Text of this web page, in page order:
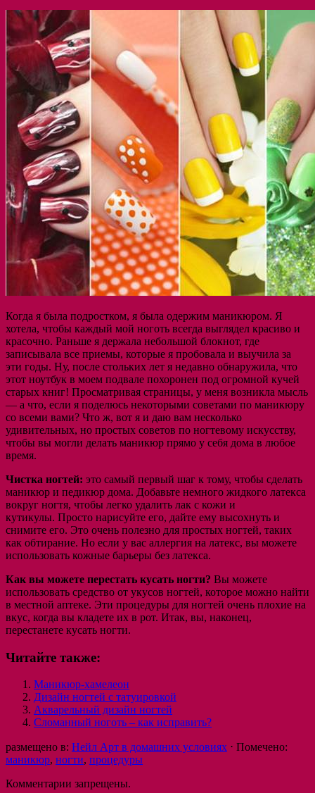
Когда я была подростком, я была одержим маникюром. Я
хотела, чтобы каждый мой ноготь всегда выглядел красиво и
красочно. Раньше я держала небольшой блокнот, где
записывала все приемы, которые я пробовала и выучила за
эти годы. Ну, после стольких лет я недавно обнаружила, что
этот ноутбук в моем подвале похоронен под огромной кучей
старых книг! Просматривая страницы, у меня возникла мысль
— а что, если я поделюсь некоторыми советами по маникюру
со всеми вами? Что ж, вот я и даю вам несколько
удивительных, но простых советов по ногтевому искусству,
чтобы вы могли делать маникюр прямо у себя дома в любое
время.
Чистка ногтей: это самый первый шаг к тому, чтобы сделать
маникюр и педикюр дома. Добавьте немного жидкого латекса
вокруг ногтя, чтобы легко удалить лак с кожи и
кутикулы. Просто нарисуйте его, дайте ему высохнуть и
снимите его. Это очень полезно для простых ногтей, таких
как обтирание. Но если у вас аллергия на латекс, вы можете
использовать кожные барьеры без латекса.
Как вы можете перестать кусать ногти? Вы можете
использовать средство от укусов ногтей, которое можно найти
в местной аптеке. Эти процедуры для ногтей очень плохие на
вкус, когда вы кладете их в рот. Итак, вы, наконец,
перестанете кусать ногти.
Читайте также:
Маникюр-хамелеон
Дизайн ногтей с татуировкой
Акварельный дизайн ногтей
Сломанный ноготь – как исправить?
размещено в: Нейл Арт в домашних условиях ⋅ Помечено:
маникюр, ногти, процедуры
Комментарии запрещены.